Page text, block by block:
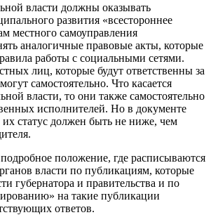
власти должны оказывать
развития «всестороннее
местного самоуправления
аналогичные правовые акты, которые
работы с социальными сетями.
лиц, которые будут ответственны за
самостоятельно. Что касается
власти, то они также самостоятельно
исполнителей. Но в документе
их статус должен быть не ниже, чем
положение, где расписываются
власти по публикациям, которые
губернатора и правительства и по
на такие публикации
ответов.